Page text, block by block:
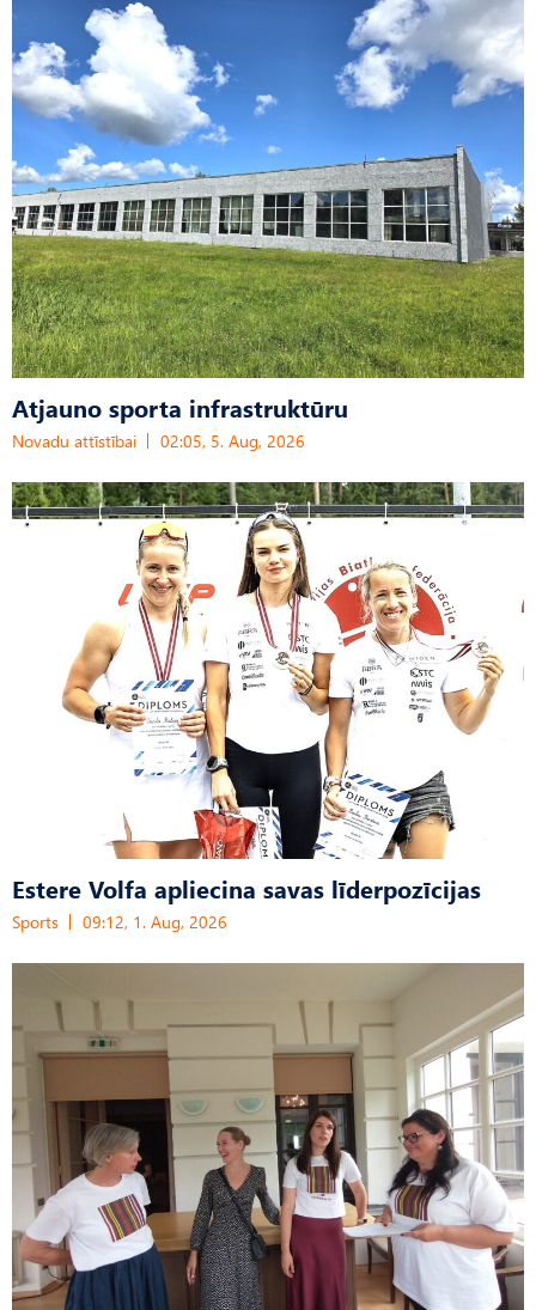
Atjauno sporta infrastruktūru
Novadu attīstībai 02:05, 5. Aug, 2026
Estere Volfa apliecina savas līderpozīcijas
Sports 09:12, 1. Aug, 2026